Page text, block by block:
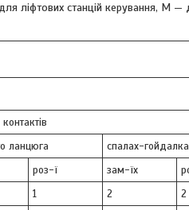
ліфтових станцій керування, М —
контактів
ланцюга
спалах-гойдалка
роз-ї зам-їх
1 2 2